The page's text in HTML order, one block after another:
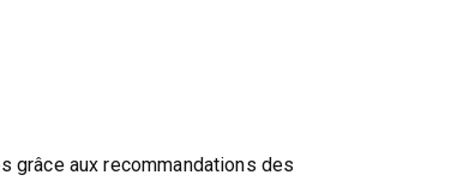
grâce aux recommandations des